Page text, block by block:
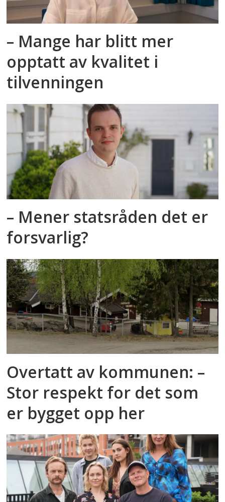
– Mange har blitt mer
opptatt av kvalitet i
tilvenningen
– Mener statsråden det er
forsvarlig?
Overtatt av kommunen: –
Stor respekt for det som
er bygget opp her